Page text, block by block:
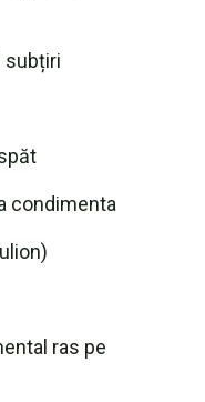
subțiri
condimenta
ras pe